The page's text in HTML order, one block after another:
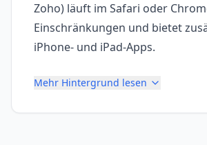
Zoho) läuft im Safari oder
Einschränkungen und bietet
iPhone- und iPad-Apps.
Mehr Hintergrund lesen